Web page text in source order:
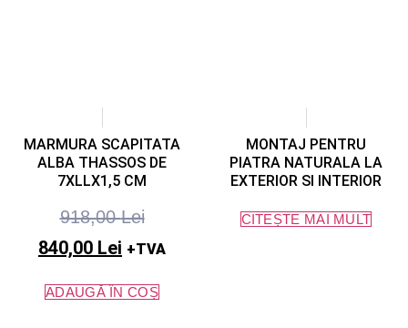
MARMURA SCAPITATA
ALBA THASSOS DE
7XLLX1,5 CM
918,00Lei
840,00 Lei +TVA
ADAUGĂ ÎN COȘ
MONTAJ PENTRU
PIATRA NATURALA LA
EXTERIOR SI INTERIOR
CITEȘTE MAI MULT